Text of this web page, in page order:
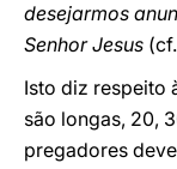
desejarmos
Senhor Jesus (cf.
Isto diz respeito
são longas, 20,
pregadores